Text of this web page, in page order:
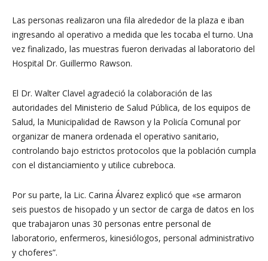
Las personas realizaron una fila alrededor de la plaza e iban
ingresando al operativo a medida que les tocaba el turno. Una
vez finalizado, las muestras fueron derivadas al laboratorio del
Hospital Dr. Guillermo Rawson.
El Dr. Walter Clavel agradeció la colaboración de las
autoridades del Ministerio de Salud Pública, de los equipos de
Salud, la Municipalidad de Rawson y la Policía Comunal por
organizar de manera ordenada el operativo sanitario,
controlando bajo estrictos protocolos que la población cumpla
con el distanciamiento y utilice cubreboca.
Por su parte, la Lic. Carina Álvarez explicó que «se armaron
seis puestos de hisopado y un sector de carga de datos en los
que trabajaron unas 30 personas entre personal de
laboratorio, enfermeros, kinesiólogos, personal administrativo
y choferes”.